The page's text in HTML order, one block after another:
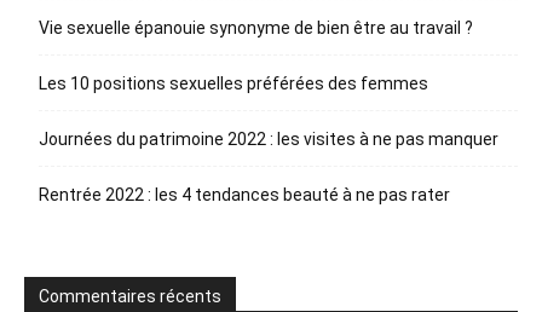
Vie sexuelle épanouie synonyme de bien être au travail ?
Les 10 positions sexuelles préférées des femmes
Journées du patrimoine 2022 : les visites à ne pas manquer
Rentrée 2022 : les 4 tendances beauté à ne pas rater
Commentaires récents